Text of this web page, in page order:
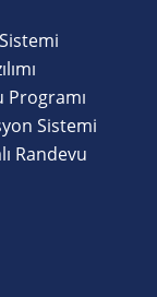
Programı
Sistemi
Randevu